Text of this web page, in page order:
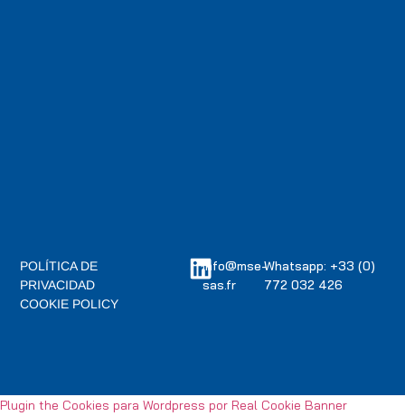
info@mse-
sas.fr
Whatsapp: +33 (0)
772 032 426
POLÍTICA DE
PRIVACIDAD
COOKIE POLICY
Plugin the Cookies para Wordpress por Real Cookie Banner